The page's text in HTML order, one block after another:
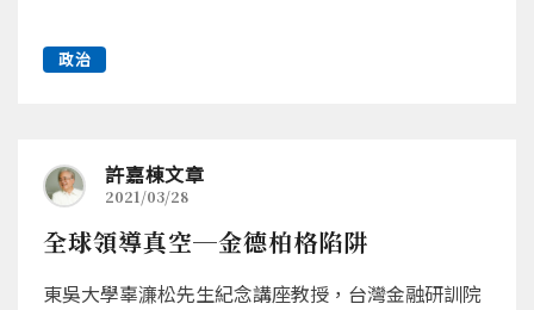
政治
許嘉棟文章
2021/03/28
全球領導真空─金德柏格陷阱
東吳大學辜濓松先生紀念講座教授，台灣金融研訓院